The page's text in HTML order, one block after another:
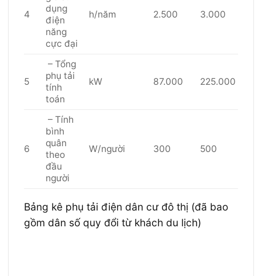
4
dụng
điện
năng
cực đại
h/năm 2.500 3.000
5
– Tổng
phụ tải
tính
toán
kW 87.000 225.000
6
– Tính
bình
quân
theo
đầu
người
W/người 300 500
Bảng kê phụ tải điện dân cư đô thị (đã bao
gồm dân số quy đổi từ khách du lịch)